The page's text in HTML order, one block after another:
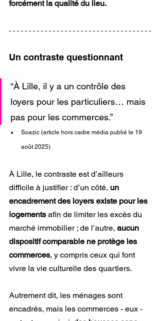
forcément la qualité du lieu.
Un contraste questionnant
“À Lille, il y a un contrôle des
loyers pour les particuliers… mais
pas pour les commerces.”
Soazic (article hors cadre média publié le 19
août 2025)
À Lille, le contraste est d’ailleurs
difficile à justifier : d’un côté, un
encadrement des loyers existe pour les
logements afin de limiter les excès du
marché immobilier ; de l’autre, aucun
dispositif comparable ne protège les
commerces, y compris ceux qui font
vivre la vie culturelle des quartiers.
Autrement dit, les ménages sont
encadrés, mais les commerces - eux -